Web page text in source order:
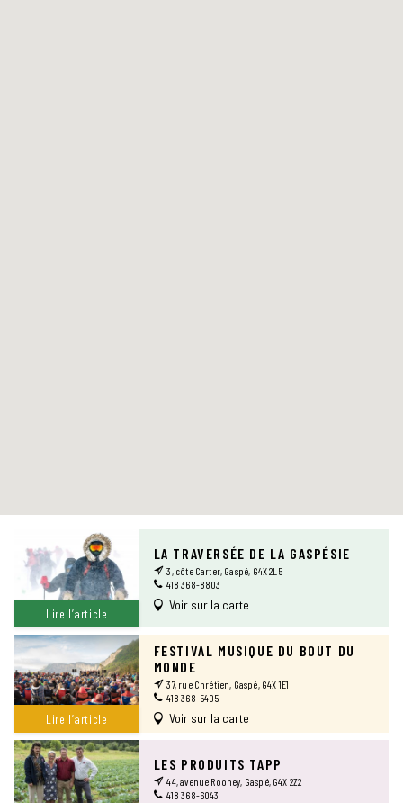
Lire l’article
LA TRAVERSÉE DE LA GASPÉSIE
3, côte Carter, Gaspé, G4X 2L5
418 368-8803
Voir sur la carte
Lire l’article
FESTIVAL MUSIQUE DU BOUT DU
MONDE
37, rue Chrétien, Gaspé, G4X 1E1
418 368-5405
Voir sur la carte
LES PRODUITS TAPP
44, avenue Rooney, Gaspé, G4X 2Z2
418 368-6043